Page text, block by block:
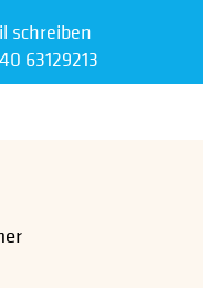
schreiben
63129213